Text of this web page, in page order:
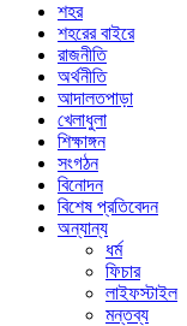
শহর
শহরের বাইরে
রাজনীতি
অর্থনীতি
আদালতপাড়া
খেলাধুলা
শিক্ষাঙ্গন
সংগঠন
বিনোদন
বিশেষ প্রতিবেদন
অন্যান্য
ধর্ম
ফিচার
লাইফস্টাইল
মন্তব্য